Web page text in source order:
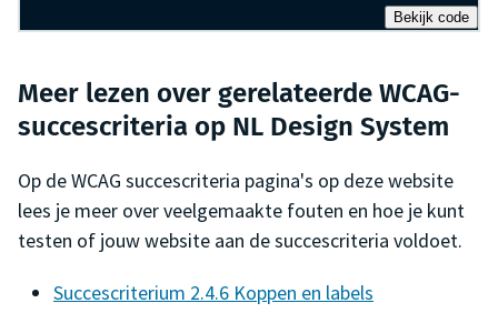
Bekijk code
Meer lezen over gerelateerde WCAG-
succescriteria op NL Design System
Op de WCAG succescriteria pagina's op deze website
lees je meer over veelgemaakte fouten en hoe je kunt
testen of jouw website aan de succescriteria voldoet.
Succescriterium 2.4.6 Koppen en labels